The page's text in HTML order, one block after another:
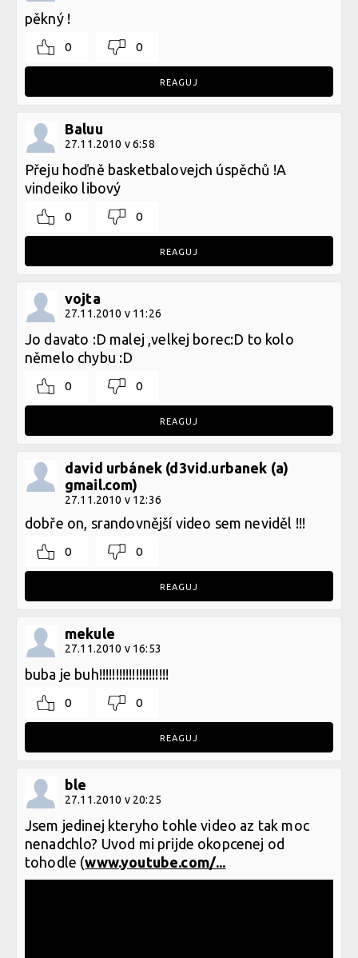
pěkný !
0 0
REAGUJ
Baluu
27.11.2010 v 6:58
Přeju hoďně basketbalovejch úspěchů !A
vindeiko libový
0 0
REAGUJ
vojta
27.11.2010 v 11:26
Jo davato :D malej ,velkej borec:D to kolo
němelo chybu :D
0 0
REAGUJ
david urbánek (d3vid.urbanek (a)
gmail.com)
27.11.2010 v 12:36
dobře on, srandovnější video sem neviděl !!!
0 0
REAGUJ
mekule
27.11.2010 v 16:53
buba je buh!!!!!!!!!!!!!!!!!!!!!
0 0
REAGUJ
ble
27.11.2010 v 20:25
Jsem jedinej kteryho tohle video az tak moc
nenadchlo? Uvod mi prijde okopcenej od
tohodle (www.youtube.com/...